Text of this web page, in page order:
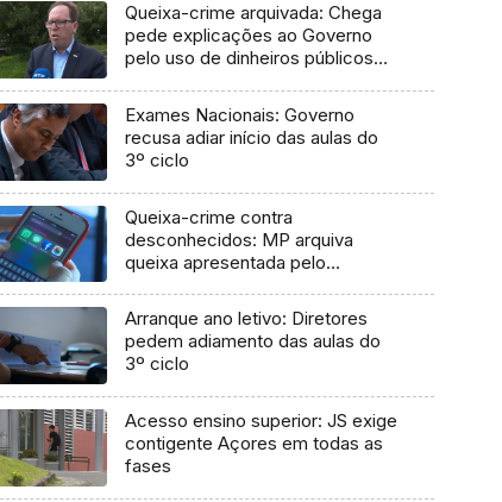
Queixa-crime arquivada: Chega
pede explicações ao Governo
pelo uso de dinheiros públicos
Exames Nacionais: Governo
recusa adiar início das aulas do
3º ciclo
Queixa-crime contra
desconhecidos: MP arquiva
queixa apresentada pelo
Arranque ano letivo: Diretores
pedem adiamento das aulas do
3º ciclo
Acesso ensino superior: JS exige
contigente Açores em todas as
fases